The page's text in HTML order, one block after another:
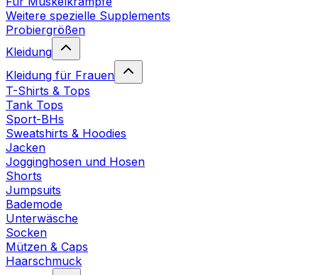
Weitere spezielle Supplements
Probiergrößen
Kleidung
Kleidung für Frauen
T-Shirts & Tops
Tank Tops
Sport-BHs
Sweatshirts & Hoodies
Jacken
Jogginghosen und Hosen
Shorts
Jumpsuits
Bademode
Unterwäsche
Socken
Mützen & Caps
Haarschmuck